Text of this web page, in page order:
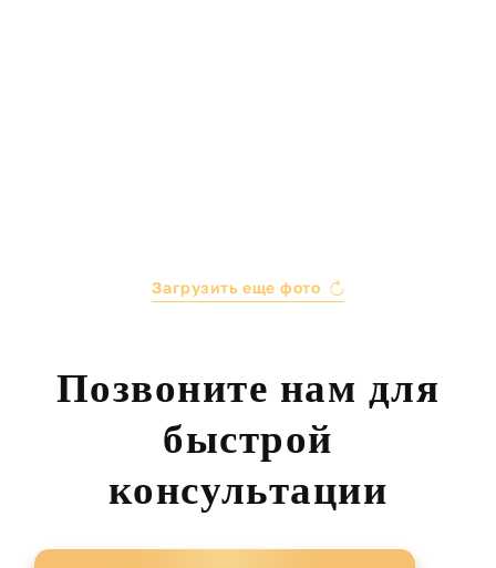
Загрузить еще фото
Позвоните нам для
быстрой
консультации